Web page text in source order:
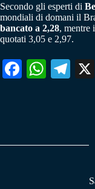
Secondo gli esperti di
mondiali di domani il
bancato a 2,28, mentre
quotati 3,05 e 2,97.
Fa W
pp
Te
m